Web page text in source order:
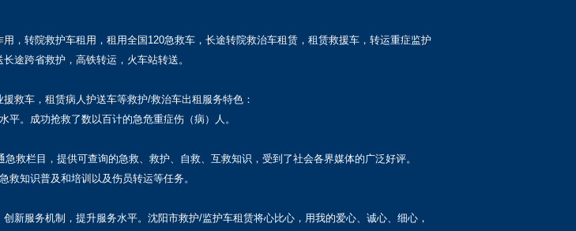
，转院救护车租用，租用全国120急救车，长途转院救治车租赁，租赁救援车，转运重症监护
途跨省救护，高铁转运，火车站转送。
救车，租赁病人护送车等救护/救治车出租服务特色：
。成功抢救了数以百计的急危重症伤（病）人。
救栏目，提供可查询的急救、救护、自救、互救知识，受到了社会各界媒体的广泛好评。
知识普及和培训以及伤员转运等任务。
新服务机制，提升服务水平。沈阳市救护/监护车租赁将心比心，用我的爱心、诚心、细心，